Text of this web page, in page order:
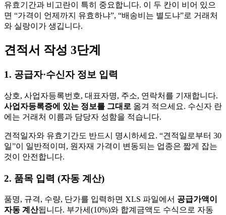
유효기간과 비고란이 특히 중요합니다. 이 두 칸이 비어 있으
면 “가격이 언제까지 유효하냐”, “배송비는 별도냐”로 거래처
와 실랑이가 생깁니다.
견적서 작성 3단계
1. 공급자·수신자 정보 입력
상호, 사업자등록번호, 대표자명, 주소, 연락처를 기재합니다.
사업자등록증에 있는 정보를 그대로 옮겨 적으세요. 수신자 란
에는 거래처 이름과 담당자 성함을 적습니다.
견적일자와 유효기간도 반드시 명시하세요. “견적일로부터 30
일”이 일반적이며, 원자재 가격이 변동되는 업종은 짧게 잡는
것이 안전합니다.
2. 품목 입력 (자동 계산)
품명, 규격, 수량, 단가를 입력하면 XLS 파일에서 공급가액이
자동 계산됩니다. 부가세(10%)와 합계금액도 수식으로 자동